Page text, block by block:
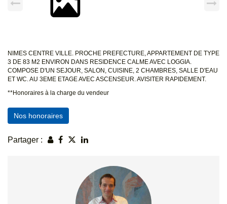
NIMES CENTRE VILLE. PROCHE PREFECTURE, APPARTEMENT DE TYPE
3 DE 83 M2 ENVIRON DANS RESIDENCE CALME AVEC LOGGIA.
COMPOSE D'UN SEJOUR, SALON, CUISINE, 2 CHAMBRES, SALLE D'EAU
ET WC. AU 3EME ETAGE AVEC ASCENSEUR. AVISITER RAPIDEMENT.
**Honoraires à la charge du vendeur
Nos honoraires
Partager :